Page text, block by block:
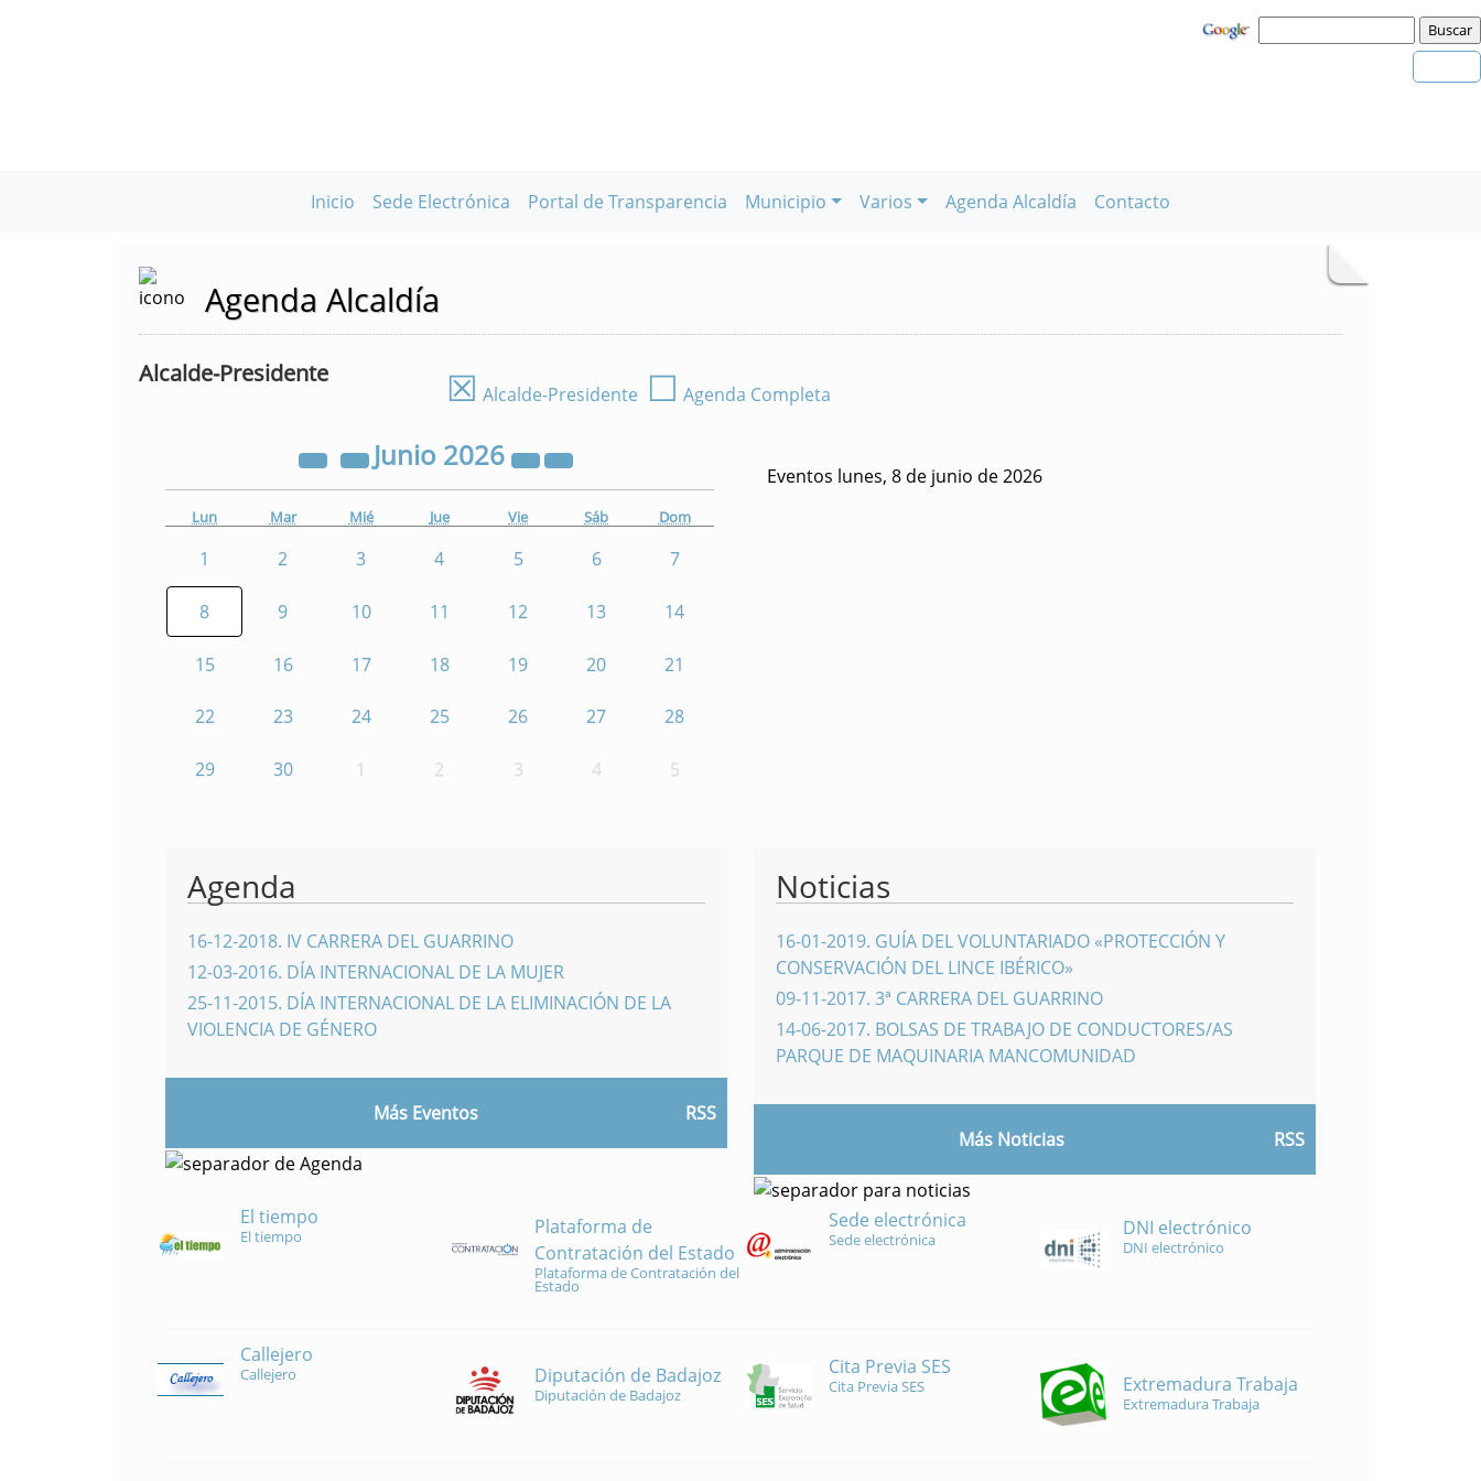
Inicio Sede Electrónica Portal de Transparencia Municipio Varios Agenda Alcaldía Contacto
Agenda Alcaldía
Alcalde-Presidente ☒ Alcalde-Presidente ☐ Agenda Completa
Junio 2026
Lun Mar Mié Jue Vie Sáb Dom
1 2 3 4 5 6 7
8 9 10 11 12 13 14
15 16 17 18 19 20 21
22 23 24 25 26 27 28
29 30 1 2 3 4 5
Eventos lunes, 8 de junio de 2026
Agenda
16-12-2018. IV CARRERA DEL GUARRINO
12-03-2016. DÍA INTERNACIONAL DE LA MUJER
25-11-2015. DÍA INTERNACIONAL DE LA ELIMINACIÓN DE LA
VIOLENCIA DE GÉNERO
Más Eventos RSS
Noticias
16-01-2019. GUÍA DEL VOLUNTARIADO «PROTECCIÓN Y
CONSERVACIÓN DEL LINCE IBÉRICO»
09-11-2017. 3ª CARRERA DEL GUARRINO
14-06-2017. BOLSAS DE TRABAJO DE CONDUCTORES/AS
PARQUE DE MAQUINARIA MANCOMUNIDAD
Más Noticias RSS
El tiempo
El tiempo
Plataforma de
Contratación del Estado
Plataforma de Contratación del
Estado
Sede electrónica
Sede electrónica DNI electrónico
DNI electrónico
Callejero
Callejero Diputación de Badajoz
Diputación de Badajoz
Cita Previa SES
Cita Previa SES Extremadura Trabaja
Extremadura Trabaja